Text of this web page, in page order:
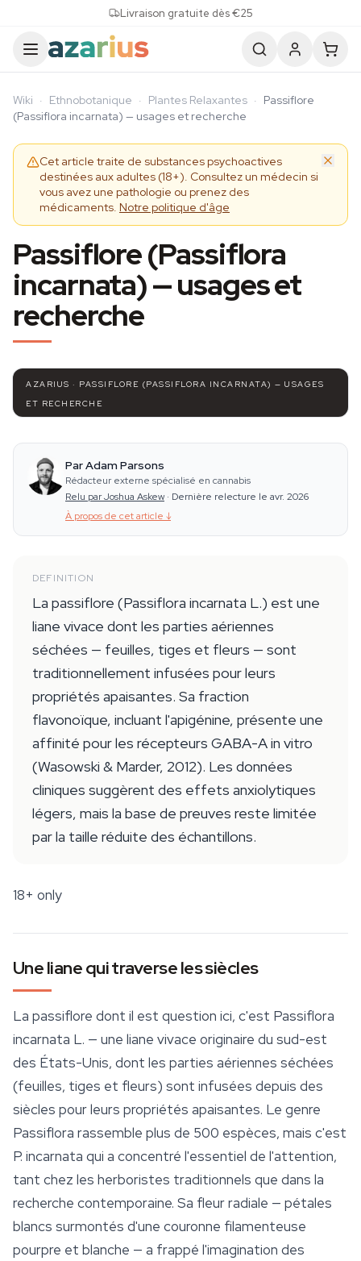
Livraison gratuite dès €25
Wiki · Ethnobotanique · Plantes Relaxantes · Passiflore
(Passiflora incarnata) — usages et recherche
Cet article traite de substances psychoactives
destinées aux adultes (18+). Consultez un médecin si
vous avez une pathologie ou prenez des
médicaments. Notre politique d'âge
Passiflore (Passiflora
incarnata) — usages et
recherche
AZARIUS · PASSIFLORE (PASSIFLORA INCARNATA) — USAGES
ET RECHERCHE
Par Adam Parsons
Rédacteur externe spécialisé en cannabis
Relu par Joshua Askew · Dernière relecture le avr. 2026
À propos de cet article ↓
DEFINITION
La passiflore (Passiflora incarnata L.) est une
liane vivace dont les parties aériennes
séchées — feuilles, tiges et fleurs — sont
traditionnellement infusées pour leurs
propriétés apaisantes. Sa fraction
flavonoïque, incluant l'apigénine, présente une
affinité pour les récepteurs GABA-A in vitro
(Wasowski & Marder, 2012). Les données
cliniques suggèrent des effets anxiolytiques
légers, mais la base de preuves reste limitée
par la taille réduite des échantillons.
18+ only
Une liane qui traverse les siècles
La passiflore dont il est question ici, c'est Passiflora
incarnata L. — une liane vivace originaire du sud-est
des États-Unis, dont les parties aériennes séchées
(feuilles, tiges et fleurs) sont infusées depuis des
siècles pour leurs propriétés apaisantes. Le genre
Passiflora rassemble plus de 500 espèces, mais c'est
P. incarnata qui a concentré l'essentiel de l'attention,
tant chez les herboristes traditionnels que dans la
recherche contemporaine. Sa fleur radiale — pétales
blancs surmontés d'une couronne filamenteuse
pourpre et blanche — a frappé l'imagination des